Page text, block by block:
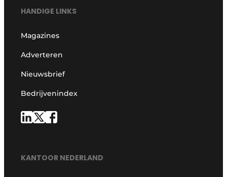
HANDIGE LINKS
Magazines
Adverteren
Nieuwsbrief
Bedrijvenindex
KANTOOR NEDERLAND